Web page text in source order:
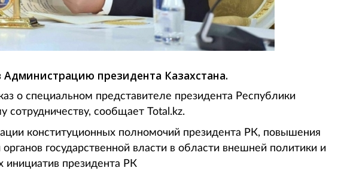
президента Казахстана.
о специальном представителе президента Республики
сотрудничеству, сообщает Total.kz.
конституционных полномочий президента РК, повышения
государственной власти в области внешней политики и
президента РК